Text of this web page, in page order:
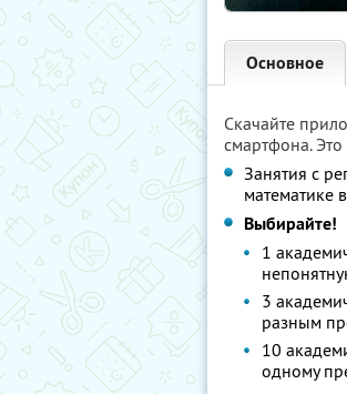
Основное
Скачайте
смартфона.
Занятия с
математике
Выбирайте!
1
3
разным
10
одному